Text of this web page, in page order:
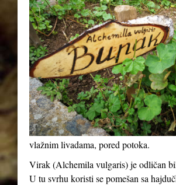
vlažnim livadama, pored potoka.
Virak (Alchemila vulgaris) je odličan
U tu svrhu koristi se pomešan sa